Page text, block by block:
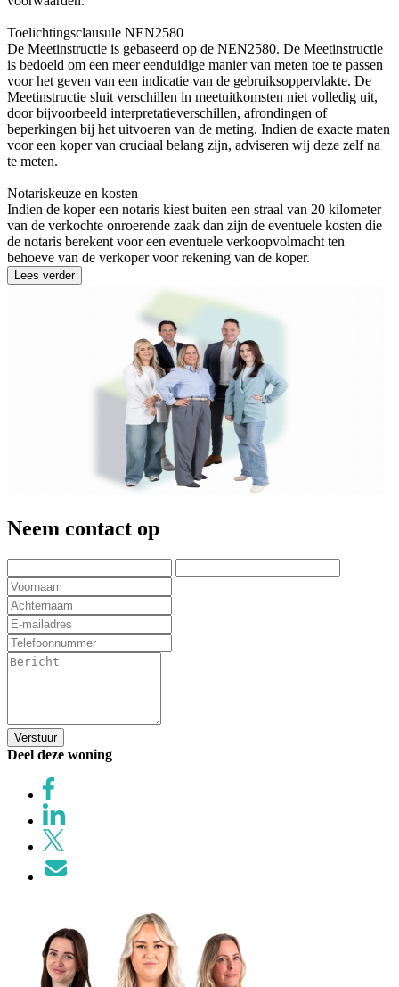
Toelichtingsclausule NEN2580
De Meetinstructie is gebaseerd op de NEN2580. De Meetinstructie
is bedoeld om een meer eenduidige manier van meten toe te passen
voor het geven van een indicatie van de gebruiksoppervlakte. De
Meetinstructie sluit verschillen in meetuitkomsten niet volledig uit,
door bijvoorbeeld interpretatieverschillen, afrondingen of
beperkingen bij het uitvoeren van de meting. Indien de exacte maten
voor een koper van cruciaal belang zijn, adviseren wij deze zelf na
te meten.
Notariskeuze en kosten
Indien de koper een notaris kiest buiten een straal van 20 kilometer
van de verkochte onroerende zaak dan zijn de eventuele kosten die
de notaris berekent voor een eventuele verkoopvolmacht ten
behoeve van de verkoper voor rekening van de koper.
Lees verder
Neem contact op
Verstuur
Deel deze woning